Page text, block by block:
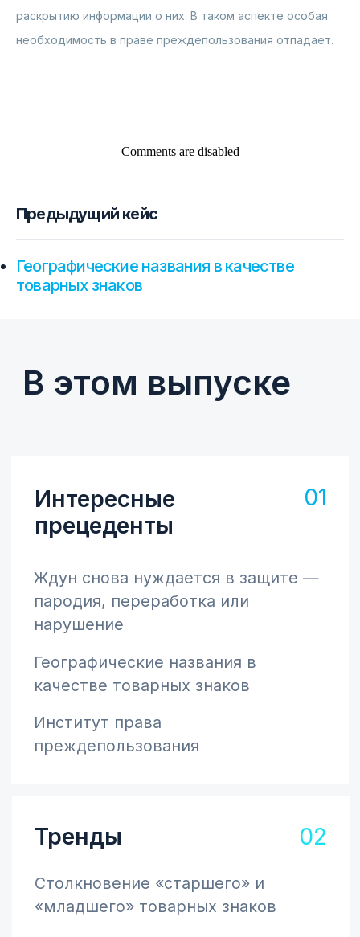
раскрытию информации о них. В таком аспекте особая
необходимость в праве преждепользования отпадает.
Comments are disabled
Предыдущий кейс
Географические названия в качестве
товарных знаков
© 2004–2025, ООО «ФПБ Гардиум».
info@gardium.ru
Пользовательское соглашение
Политика конфиденициальности
ОГРН 5147746423590